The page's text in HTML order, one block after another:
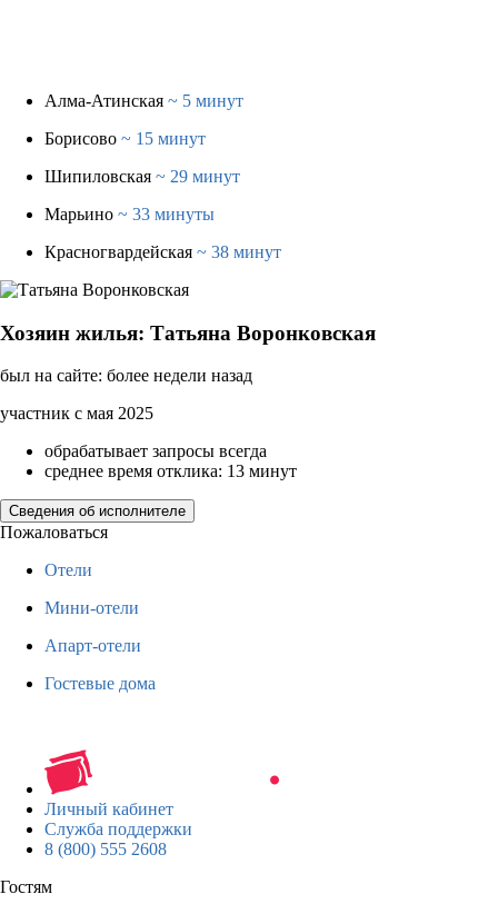
Алма-Атинская ~ 5 минут
Борисово ~ 15 минут
Шипиловская ~ 29 минут
Марьино ~ 33 минуты
Красногвардейская ~ 38 минут
Хозяин жилья: Татьяна Воронковская
был на сайте: более недели назад
участник с мая 2025
обрабатывает запросы всегда
среднее время отклика: 13 минут
Сведения об исполнителе
Пожаловаться
Отели
Мини-отели
Апарт-отели
Гостевые дома
Личный кабинет
Служба поддержки
8 (800) 555 2608
Гостям